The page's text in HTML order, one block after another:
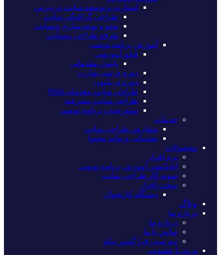
استارت و توسعه سایت وردپرس
طراحی گرافیکی سایت
سئو و بهینه سازی وبسایت
تعرفه طراحی وبسایت
آموزش برنامه نویسی
فیلم آموزشی
پایتون مقدماتی
دوره ی سی شارپ
دوره ی پایتون
طراحی سایت مقدماتیHtml
طراحی سایت پیشرفته
منتورشیپ برنامه نویسی
خدمات
سفارش طراحی سایت
پشتیبانی و تولید محتوا
محصولات
نرم افزار
اپلیکیشن آموزش برنامه نویسی
نمونه کار طراحی سایت
سخت افزار
دستگاه کارتخوان
وبلاگ
درباره ما
درباره ما
تماس با ما
تیم مبین فرا گستر نیکو
ورود یا عضویت